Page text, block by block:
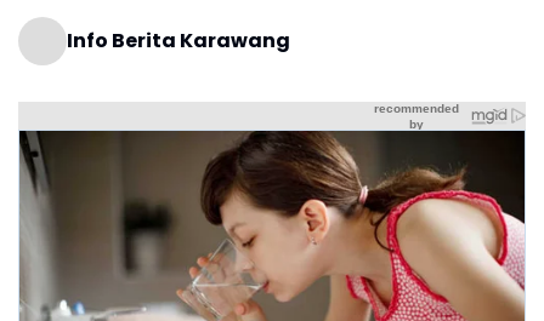
Info Berita Karawang